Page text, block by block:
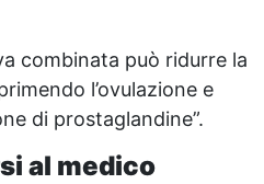
combinata può ridurre la
l’ovulazione e
di prostaglandine”.
al medico